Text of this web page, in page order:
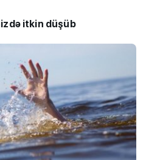
itkin düşüb